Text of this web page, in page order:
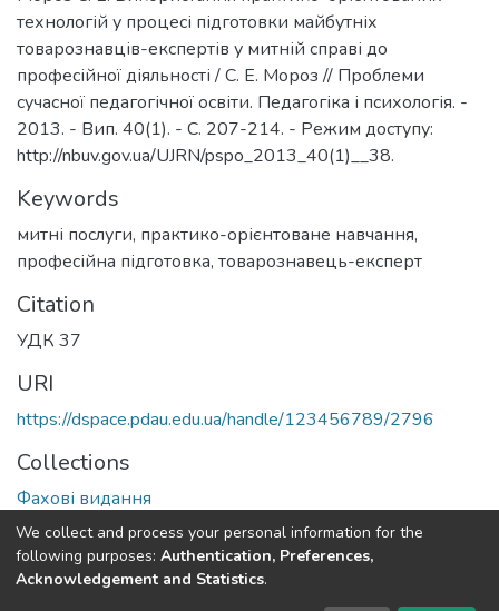
технологій у процесі підготовки майбутніх
товарознавців-експертів у митній справі до
професійної діяльності / С. Е. Мороз // Проблеми
сучасної педагогічної освіти. Педагогіка і психологія. -
2013. - Вип. 40(1). - С. 207-214. - Режим доступу:
http://nbuv.gov.ua/UJRN/pspo_2013_40(1)__38.
Keywords
митні послуги, практико-орієнтоване навчання,
професійна підготовка, товарознавець-експерт
Citation
УДК 37
URI
https://dspace.pdau.edu.ua/handle/123456789/2796
Collections
Фахові видання
Full item page
We collect and process your personal information for the
following purposes: Authentication, Preferences,
Acknowledgement and Statistics.